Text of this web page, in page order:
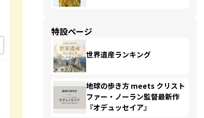
特設ページ
世界遺産ランキング
地球の歩き方 meets クリスト
ファー・ノーラン監督最新作
『オデュッセイア』